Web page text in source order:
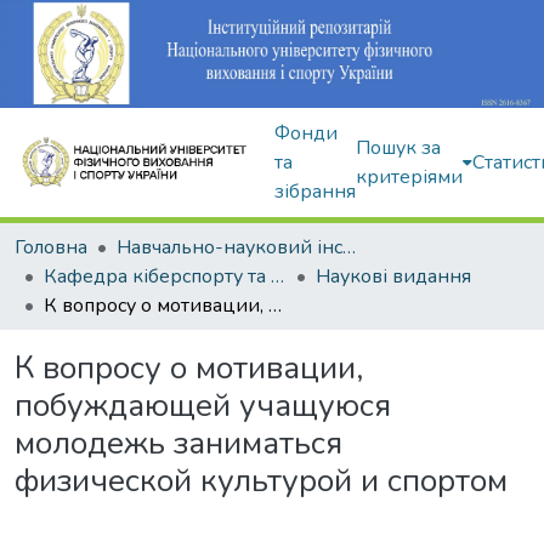
Фонди
та
зібрання
Пошук за
критеріями
Головна
Навчально-науковий інститут здоров'я, реабілітації та фізичного виховання
Кафедра кіберспорту та інформаційних технологій
Наукові видання
К вопросу о мотивации, побуждающей учащуюся молодежь заниматься физической культурой и спортом
К вопросу о мотивации,
побуждающей учащуюся
молодежь заниматься
физической культурой и спортом